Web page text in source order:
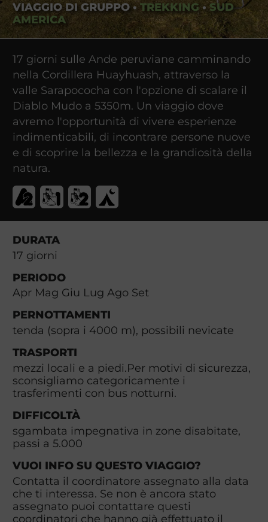
VIAGGIO DI GRUPPO•TREKKING •SUD
AMERICA
17 giorni sulle Ande peruviane camminando
nella Cordillera Huayhuash, attraverso la
valle Sarapococha con l'opzione di scalare il
Diablo Mudo a 5350m. Un viaggio dove
avremo l'opportunità di vivere esperienze
indimenticabili, di incontrare persone nuove
e di scoprire la bellezza e la grandiosità della
natura.
DURATA
17 giorni
PERIODO
Apr Mag Giu Lug Ago Set
PERNOTTAMENTI
tenda (sopra i 4000 m), possibili nevicate
TRASPORTI
mezzi locali e a piedi.Per motivi di sicurezza,
sconsigliamo categoricamente i
trasferimenti con bus notturni.
DIFFICOLTÀ
sgambata impegnativa in zone disabitate,
passi a 5.000
VUOI INFO SU QUESTO VIAGGIO?
Contatta il coordinatore assegnato alla data
che ti interessa. Se non è ancora stato
assegnato puoi contattare questi
coordinatori che hanno già effettuato il